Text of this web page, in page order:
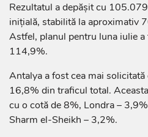
Rezultatul a depășit cu
inițială, stabilită la aproximativ
Astfel, planul pentru luna iulie
114,9%.
Antalya a fost cea mai
16,8% din traficul total.
cu o cotă de 8%, Londra –
Sharm el-Sheikh – 3,2%.